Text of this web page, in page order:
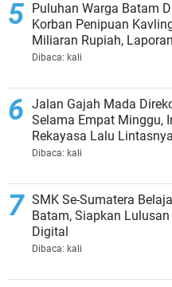
Puluhan Warga Batam
Korban Penipuan
Miliaran Rupiah,
Jalan di Tempat?
Dibaca: kali
Jalan Gajah Mada
Selama Empat Minggu,
Rekayasa Lalu Lintasnya
Dibaca: kali
SMK Se-Sumatera
Batam, Siapkan Lulusan
Digital
Dibaca: kali